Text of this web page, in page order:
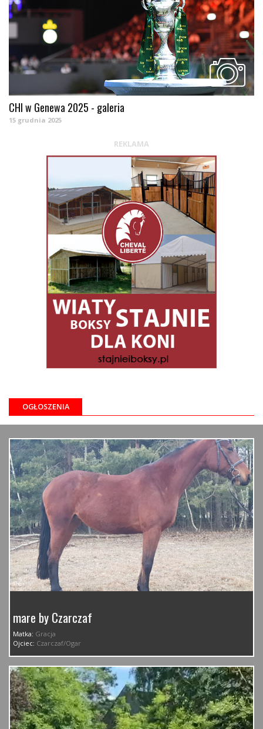
CHI w Genewa 2025 - galeria
15 grudnia 2025
REKLAMA
OGŁOSZENIA
mare by Czarczaf
Matka: Gracja
Ojciec: Czarczaf/Ogar